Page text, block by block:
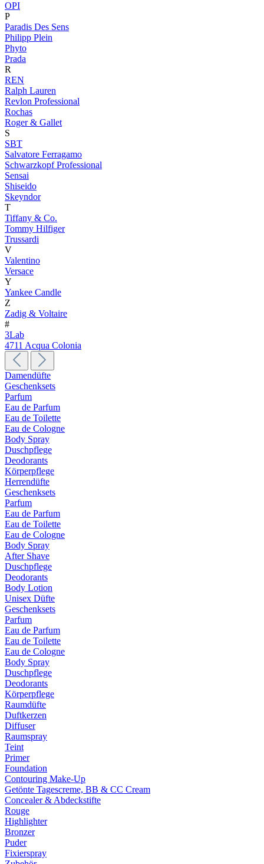
OPI
P
Paradis Des Sens
Philipp Plein
Phyto
Prada
R
REN
Ralph Lauren
Revlon Professional
Rochas
Roger & Gallet
S
SBT
Salvatore Ferragamo
Schwarzkopf Professional
Sensai
Shiseido
Skeyndor
T
Tiffany & Co.
Tommy Hilfiger
Trussardi
V
Valentino
Versace
Y
Yankee Candle
Z
Zadig & Voltaire
#
3Lab
4711 Acqua Colonia
Damendüfte
Geschenksets
Parfum
Eau de Parfum
Eau de Toilette
Eau de Cologne
Body Spray
Duschpflege
Deodorants
Körperpflege
Herrendüfte
Geschenksets
Parfum
Eau de Parfum
Eau de Toilette
Eau de Cologne
Body Spray
After Shave
Duschpflege
Deodorants
Body Lotion
Unisex Düfte
Geschenksets
Parfum
Eau de Parfum
Eau de Toilette
Eau de Cologne
Body Spray
Duschpflege
Deodorants
Körperpflege
Raumdüfte
Duftkerzen
Diffuser
Raumspray
Teint
Primer
Foundation
Contouring Make-Up
Getönte Tagescreme, BB & CC Cream
Concealer & Abdeckstifte
Rouge
Highlighter
Bronzer
Puder
Fixierspray